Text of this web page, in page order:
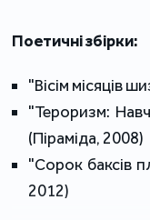
Поетичні збірки:
"Вісім місяців
"Тероризм:
(Піраміда, 2008)
"Сорок баксів
2012)